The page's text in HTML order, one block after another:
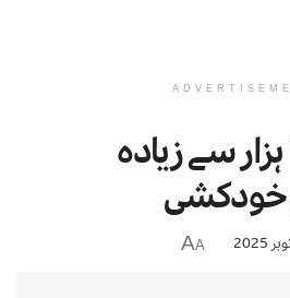
2023 میں 10 ہزار سے زیادہ
خودکشی
A
A